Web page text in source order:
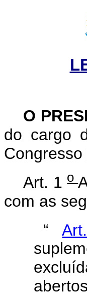
O
do cargo
Art. 1o
com as
“